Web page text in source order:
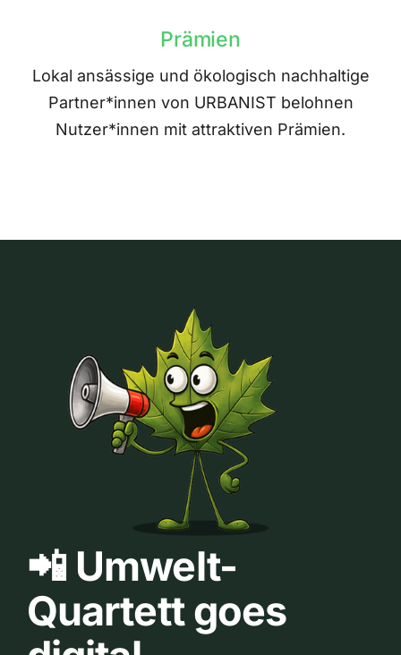
Prämien
Lokal ansässige und ökologisch nachhaltige
Partner*innen von URBANIST belohnen
Nutzer*innen mit attraktiven Prämien.
📲 Umwelt-
Quartett goes